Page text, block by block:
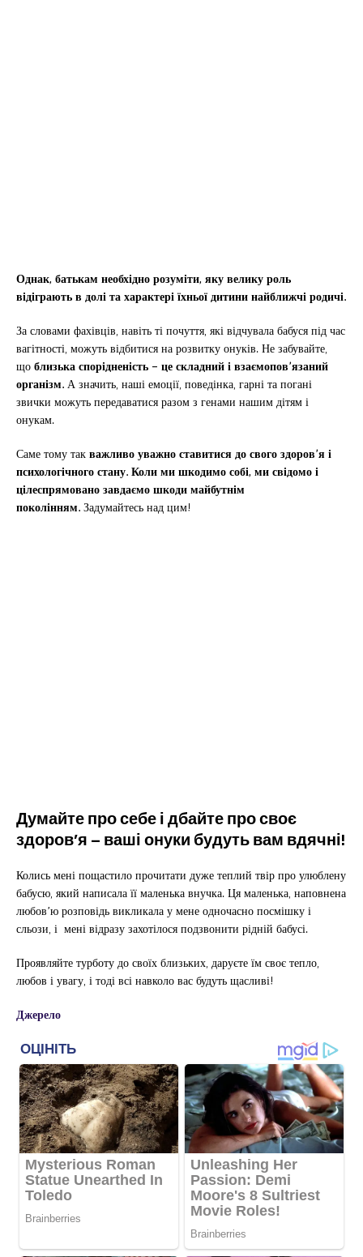
Однак, батькам необхідно розуміти, яку велику роль
відіграють в долі та характері їхньої дитини найближчі родичі.
За словами фахівців, навіть ті почуття, які відчувала бабуся під час
вагітності, можуть відбитися на розвитку онуків. Не забувайте,
щоблизька спорідненість – це складний і взаємопов’язаний
організм.А значить, наші емоції, поведінка, гарні та погані
звички можуть передаватися разом з генами нашим дітям і
онукам.
Саме тому такважливо уважно ставитися до свого здоров’я і
психологічного стану. Коли ми шкодимо собі, ми свідомо і
цілеспрямовано завдаємо шкоди майбутнім
поколінням.Задумайтесь над цим!
Думайте про себе і дбайте про своє
здоров’я – ваші онуки будуть вам вдячні!
Колись мені пощастило прочитати дуже теплий твір про улюблену
бабусю, який написала її маленька внучка. Ця маленька, наповнена
любов’ю розповідь викликала у мене одночасно посмішку і
сльози, і мені відразу захотілося подзвонити рідній бабусі.
Проявляйте турботу до своїх близьких, даруєте їм своє тепло,
любов і увагу, і тоді всі навколо вас будуть щасливі!
Джерело